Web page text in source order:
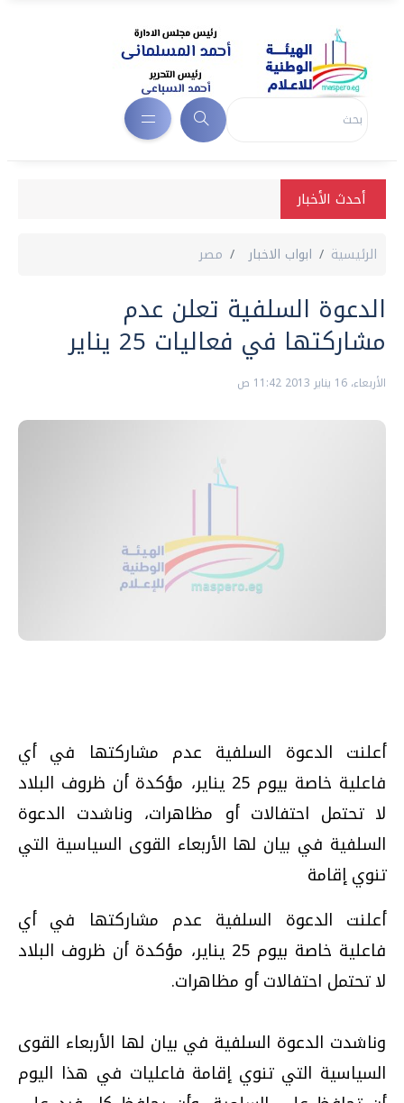
أحدث الأخبار
الرئيسية ابواب الاخبار مصر
الدعوة السلفية تعلن عدم
مشاركتها في فعاليات 25 يناير
الأربعاء، 16 يناير 2013 11:42 ص
أعلنت الدعوة السلفية عدم مشاركتها في أي
فاعلية خاصة بيوم 25 يناير، مؤكدة أن ظروف البلاد
لا تحتمل احتفالات أو مظاهرات، وناشدت الدعوة
السلفية في بيان لها الأربعاء القوى السياسية التي
تنوي إقامة
أعلنت الدعوة السلفية عدم مشاركتها في أي
فاعلية خاصة بيوم 25 يناير، مؤكدة أن ظروف البلاد
لا تحتمل احتفالات أو مظاهرات.
وناشدت الدعوة السلفية في بيان لها الأربعاء القوى
السياسية التي تنوي إقامة فاعليات في هذا اليوم